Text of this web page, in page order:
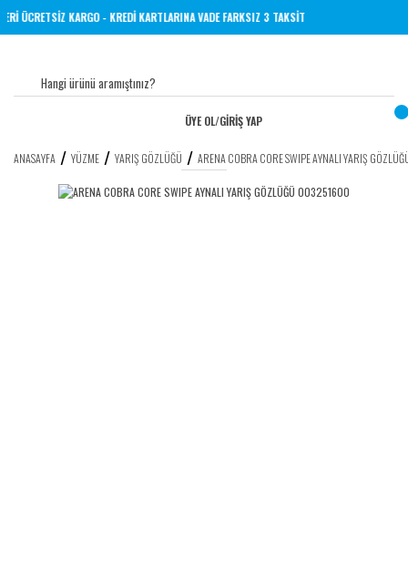
ÜCRETSİZ KARGO - KREDİ KARTLARINA VADE FARKSIZ 3 TAKSİT
ÜYE OL/GİRİŞ YAP
ANASAYFA YÜZME YARIŞ GÖZLÜĞÜ ARENA COBRA CORE SWIPE AYNALI YARIŞ